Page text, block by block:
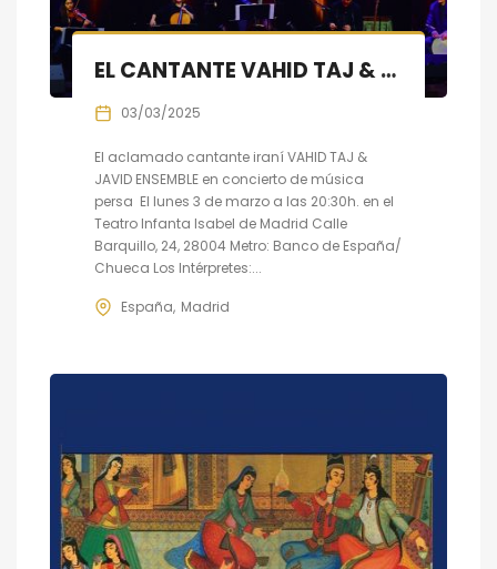
EL CANTANTE VAHID TAJ & JAVID ENSEMBLE EN CONCIERTO DE MÚSICA PERSA
03/03/2025
El aclamado cantante iraní VAHID TAJ &
JAVID ENSEMBLE en concierto de música
persa El lunes 3 de marzo a las 20:30h. en el
Teatro Infanta Isabel de Madrid Calle
Barquillo, 24, 28004 Metro: Banco de España/
Chueca Los Intérpretes:...
España Madrid